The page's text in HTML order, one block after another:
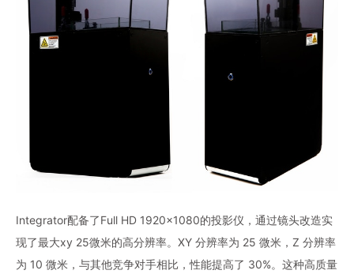
Integrator配备了Full HD 1920x1080的投影仪，通过镜头改造实
现了最大xy 25微米的高分辨率。XY 分辨率为 25 微米，Z 分辨率
为 10 微米，与其他竞争对手相比，性能提高了 30%。这种高质量